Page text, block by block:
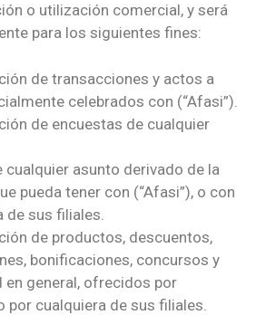
o utilización comercial, y será
para los siguientes fines:
de transacciones y actos a
celebrados con (“Afasi”).
de encuestas de cualquier
cualquier asunto derivado de la
pueda tener con (“Afasi”), o con
de sus filiales.
de productos, descuentos,
bonificaciones, concursos y
en general, ofrecidos por
por cualquiera de sus filiales.